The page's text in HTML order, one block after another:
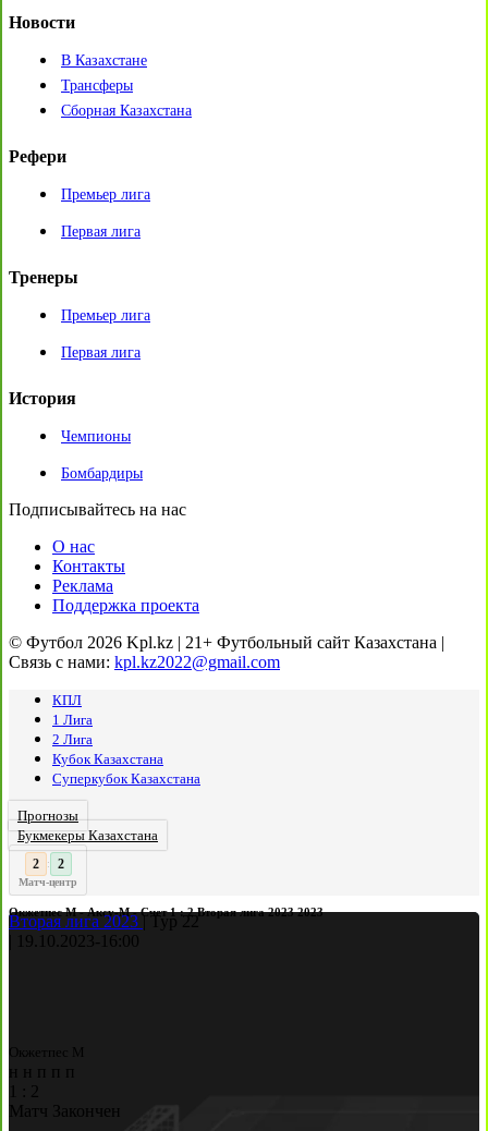
Новости
В Казахстане
Трансферы
Сборная Казахстана
Рефери
Премьер лига
Первая лига
Тренеры
Премьер лига
Первая лига
История
Чемпионы
Бомбардиры
Подписывайтесь на нас
О нас
Контакты
Реклама
Поддержка проекта
© Футбол 2026 Kpl.kz | 21+ Футбольный сайт Казахстана |
Связь с нами: kpl.kz2022@gmail.com
КПЛ
1 Лига
2 Лига
Кубок Казахстана
Суперкубок Казахстана
Прогнозы
Букмекеры Казахстана
3 : 2
Матч-центр
Окжетпес М - Аксу-М - Счет 1 : 2 Вторая лига 2023 2023
Вторая лига 2023
Тур 22
19.10.2023- 16:00
Окжетпес М
н н п п
п
1
2
Матч Закончен